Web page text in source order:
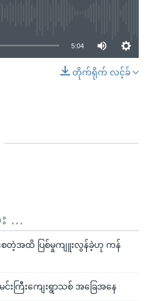
currently available
5:04
တိုက်ရိုက် လင့်ခ်
...
ေတဲ့အထိ ပြစ်မှုကျူးလွန်ခဲ့ဟု ကန်
းကြီးကျေးရွာသစ် အခြေအနေ